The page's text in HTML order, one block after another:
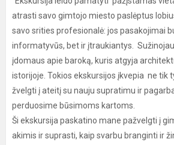
atrasti savo gimtojo miesto paslėptus
savo srities profesionalė: jos pasakojimai
informatyvūs, bet ir įtraukiantys.
įdomaus apie baroką, kuris atgyja
istorijoje. Tokios ekskursijos įkvepia ne tik
žvelgti į ateitį su nauju supratimu ir
perduosime būsimoms kartoms.
Ši ekskursija paskatino mane pažvelgti į
akimis ir suprasti, kaip svarbu branginti ir